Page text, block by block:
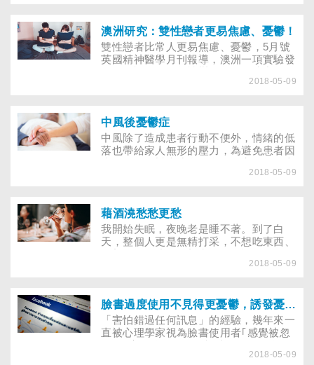
澳洲研究：雙性戀者更易焦慮、憂鬱！
雙性戀者比常人更易焦慮、憂鬱，5月號
英國精神醫學月刊報導，澳洲一項實驗發
比常人容易焦慮、憂鬱及有負向的想法，
20.24歲及 40.44歲的人。研究者指出，
沒有明確的異性戀或同性戀傾向是嚴重的
壓力源，加上與傳統性觀念相左所背負的
壓力，使雙性戀者比常人更易焦慮、憂
2018-05-09
中風後憂鬱症
中風除了造成患者行動不便外，情緒的低
落也帶給家人無形的壓力，為避免患者因
2018-05-09
藉酒澆愁愁更愁
我開始失眠，夜晚老是睡不著。到了白
天，整個人更是無精打采，不想吃東西、
麼事也不想做…距離921晃眼已一年了，
刺眼，看著看著，我漸漸回憶起去年在這
小學操場住臨時帳篷近三個半月的日子…
2018-05-09
臉書過度使用不見得更憂鬱，誘發憂鬱的關鍵是「個性」
「害怕錯過任何訊息」的經驗，幾年來一
直被心理學家視為臉書使用者｢感覺被忽
月發表於《今日心理學》網站，由香港樹
2018-05-09